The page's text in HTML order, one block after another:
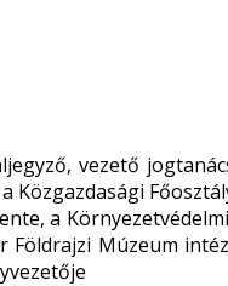
vezető
Közgazdasági
a
Földrajzi Múzeum